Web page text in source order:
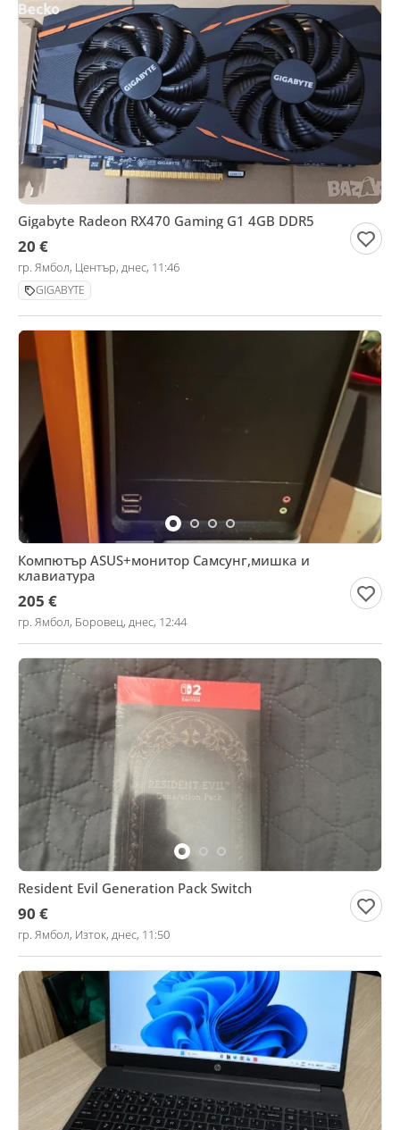
Gigabyte Radeon RX470 Gaming G1 4GB DDR5
20 €
гр. Ямбол, Център, днес, 11:46
GIGABYTE
Компютър ASUS+монитор Самсунг,мишка и
клавиатура
205 €
гр. Ямбол, Боровец, днес, 12:44
Resident Evil Generation Pack Switch
90 €
гр. Ямбол, Изток, днес, 11:50